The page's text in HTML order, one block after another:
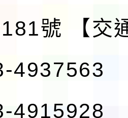
號
【交
4937563
4915928